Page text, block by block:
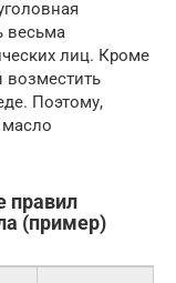
весьма
лиц. Кроме
возместить
Поэтому,
масло
правил
(пример)